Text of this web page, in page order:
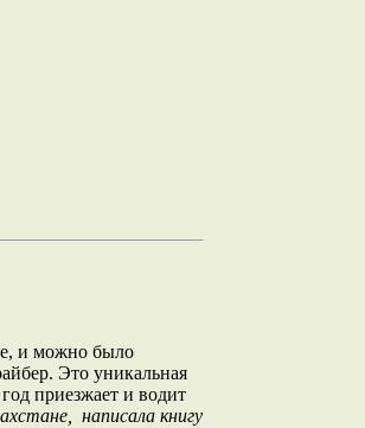
и можно было
Это уникальная
приезжает и водит
написала книгу